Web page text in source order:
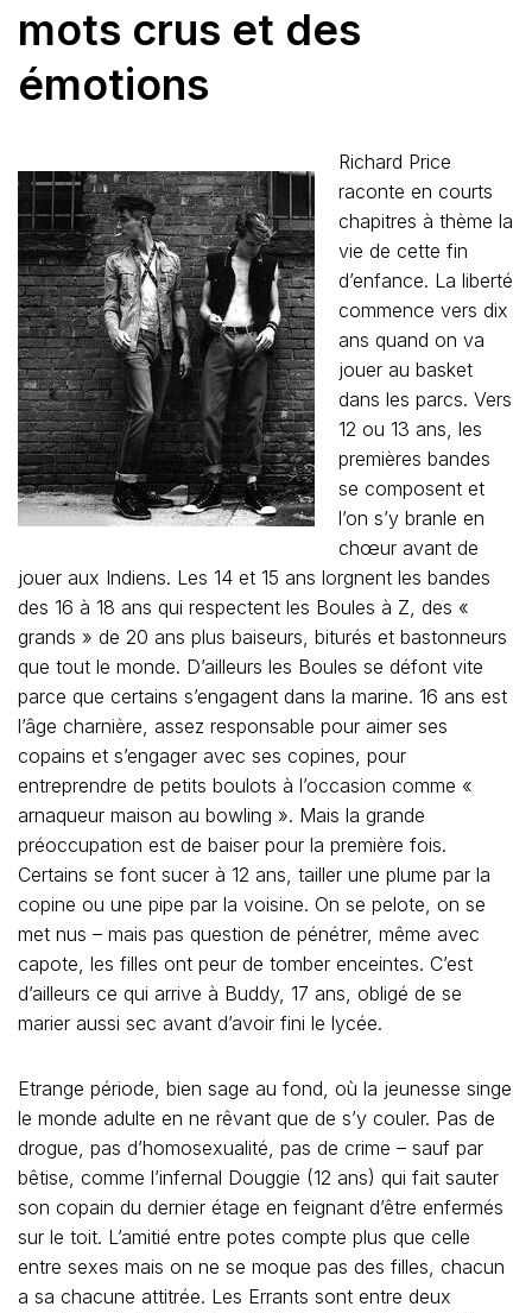
mots crus et des
émotions
Richard Price
raconte en courts
chapitres à thème la
vie de cette fin
d’enfance. La liberté
commence vers dix
ans quand on va
jouer au basket
dans les parcs. Vers
12 ou 13 ans, les
premières bandes
se composent et
l’on s’y branle en
chœur avant de
jouer aux Indiens. Les 14 et 15 ans lorgnent les bandes
des 16 à 18 ans qui respectent les Boules à Z, des «
grands » de 20 ans plus baiseurs, biturés et bastonneurs
que tout le monde. D’ailleurs les Boules se défont vite
parce que certains s’engagent dans la marine. 16 ans est
l’âge charnière, assez responsable pour aimer ses
copains et s’engager avec ses copines, pour
entreprendre de petits boulots à l’occasion comme «
arnaqueur maison au bowling ». Mais la grande
préoccupation est de baiser pour la première fois.
Certains se font sucer à 12 ans, tailler une plume par la
copine ou une pipe par la voisine. On se pelote, on se
met nus – mais pas question de pénétrer, même avec
capote, les filles ont peur de tomber enceintes. C’est
d’ailleurs ce qui arrive à Buddy, 17 ans, obligé de se
marier aussi sec avant d’avoir fini le lycée.
Etrange période, bien sage au fond, où la jeunesse singe
le monde adulte en ne rêvant que de s’y couler. Pas de
drogue, pas d’homosexualité, pas de crime – sauf par
bêtise, comme l’infernal Douggie (12 ans) qui fait sauter
son copain du dernier étage en feignant d’être enfermés
sur le toit. L’amitié entre potes compte plus que celle
entre sexes mais on ne se moque pas des filles, chacun
a sa chacune attitrée. Les Errants sont entre deux